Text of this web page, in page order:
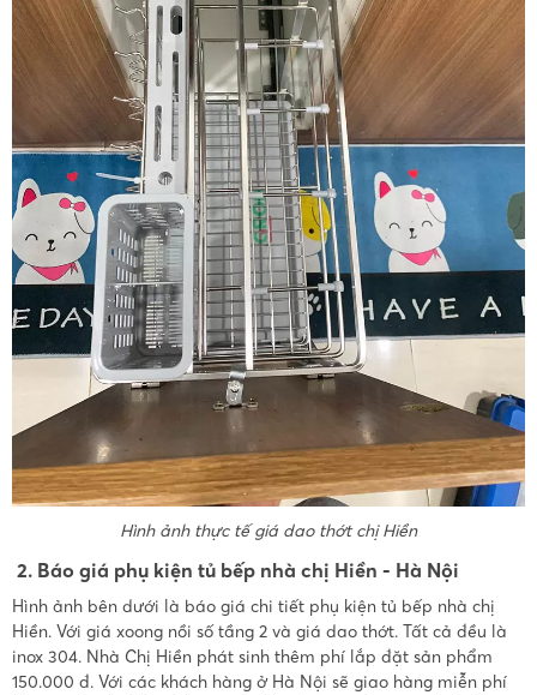
Hình ảnh thực tế giá dao thớt chị Hiền
2. Báo giá phụ kiện tủ bếp nhà chị Hiền - Hà Nội
Hình ảnh bên dưới là báo giá chi tiết phụ kiện tủ bếp nhà chị
Hiền. Với giá xoong nồi số tầng 2 và giá dao thớt. Tất cả đều là
inox 304. Nhà Chị Hiền phát sinh thêm phí lắp đặt sản phẩm
150.000 đ. Với các khách hàng ở Hà Nội sẽ giao hàng miễn phí